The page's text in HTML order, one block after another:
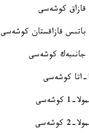
قازاق كوشەسى
باتىس قازاقستان كوشەسى
جانىبەك كوشەسى
اتا كوشەسى